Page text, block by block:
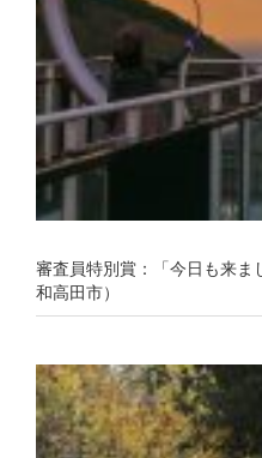
審査員特別賞：「今日も来
和高田市）